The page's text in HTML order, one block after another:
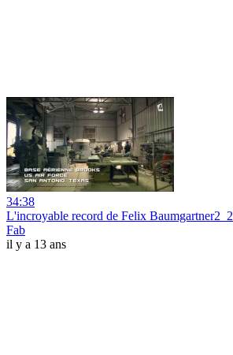
34:38
L'incroyable record de Felix Baumgartner2_2
Fab
il y a 13 ans